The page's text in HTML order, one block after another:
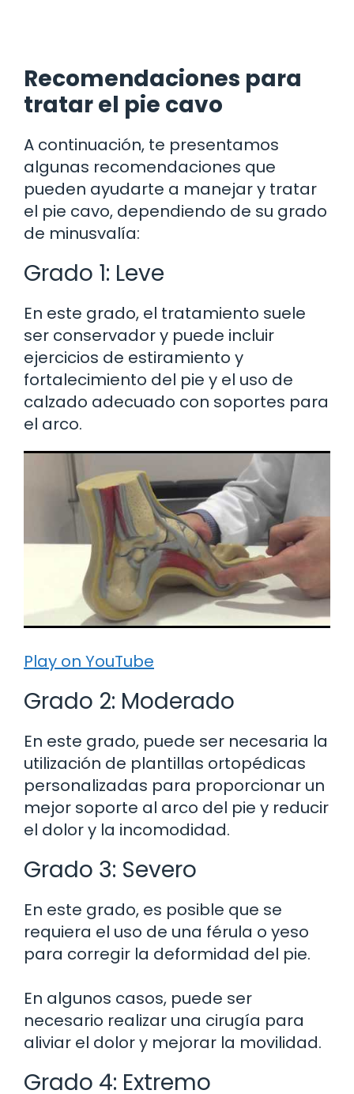
Recomendaciones para
tratar el pie cavo
A continuación, te presentamos
algunas recomendaciones que
pueden ayudarte a manejar y tratar
el pie cavo, dependiendo de su grado
de minusvalía:
Grado 1: Leve
En este grado, el tratamiento suele
ser conservador y puede incluir
ejercicios de estiramiento y
fortalecimiento del pie y el uso de
calzado adecuado con soportes para
el arco.
Play on YouTube
Grado 2: Moderado
En este grado, puede ser necesaria la
utilización de plantillas ortopédicas
personalizadas para proporcionar un
mejor soporte al arco del pie y reducir
el dolor y la incomodidad.
Grado 3: Severo
En este grado, es posible que se
requiera el uso de una férula o yeso
para corregir la deformidad del pie.
En algunos casos, puede ser
necesario realizar una cirugía para
aliviar el dolor y mejorar la movilidad.
Grado 4: Extremo